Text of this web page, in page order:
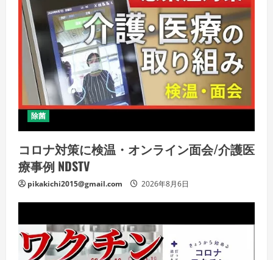
除菌
コロナ対策に検温・オンライン面会/介護医
療事例 NDSTV
pikakichi2015@gmail.com 2026年8月6日